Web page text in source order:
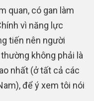
quan, có gan làm
vì năng lực
tiến nên người
không phải là
nhất (ở tất cả các
để ý xem tôi nói